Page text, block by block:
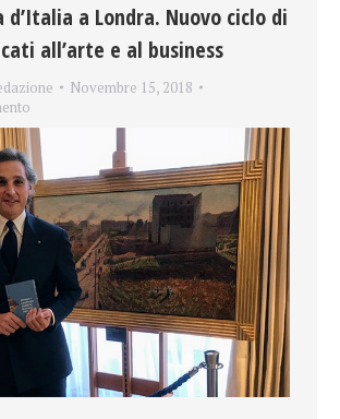
d’Italia a Londra. Nuovo ciclo di
all’arte e al business
Novembre 15, 2018